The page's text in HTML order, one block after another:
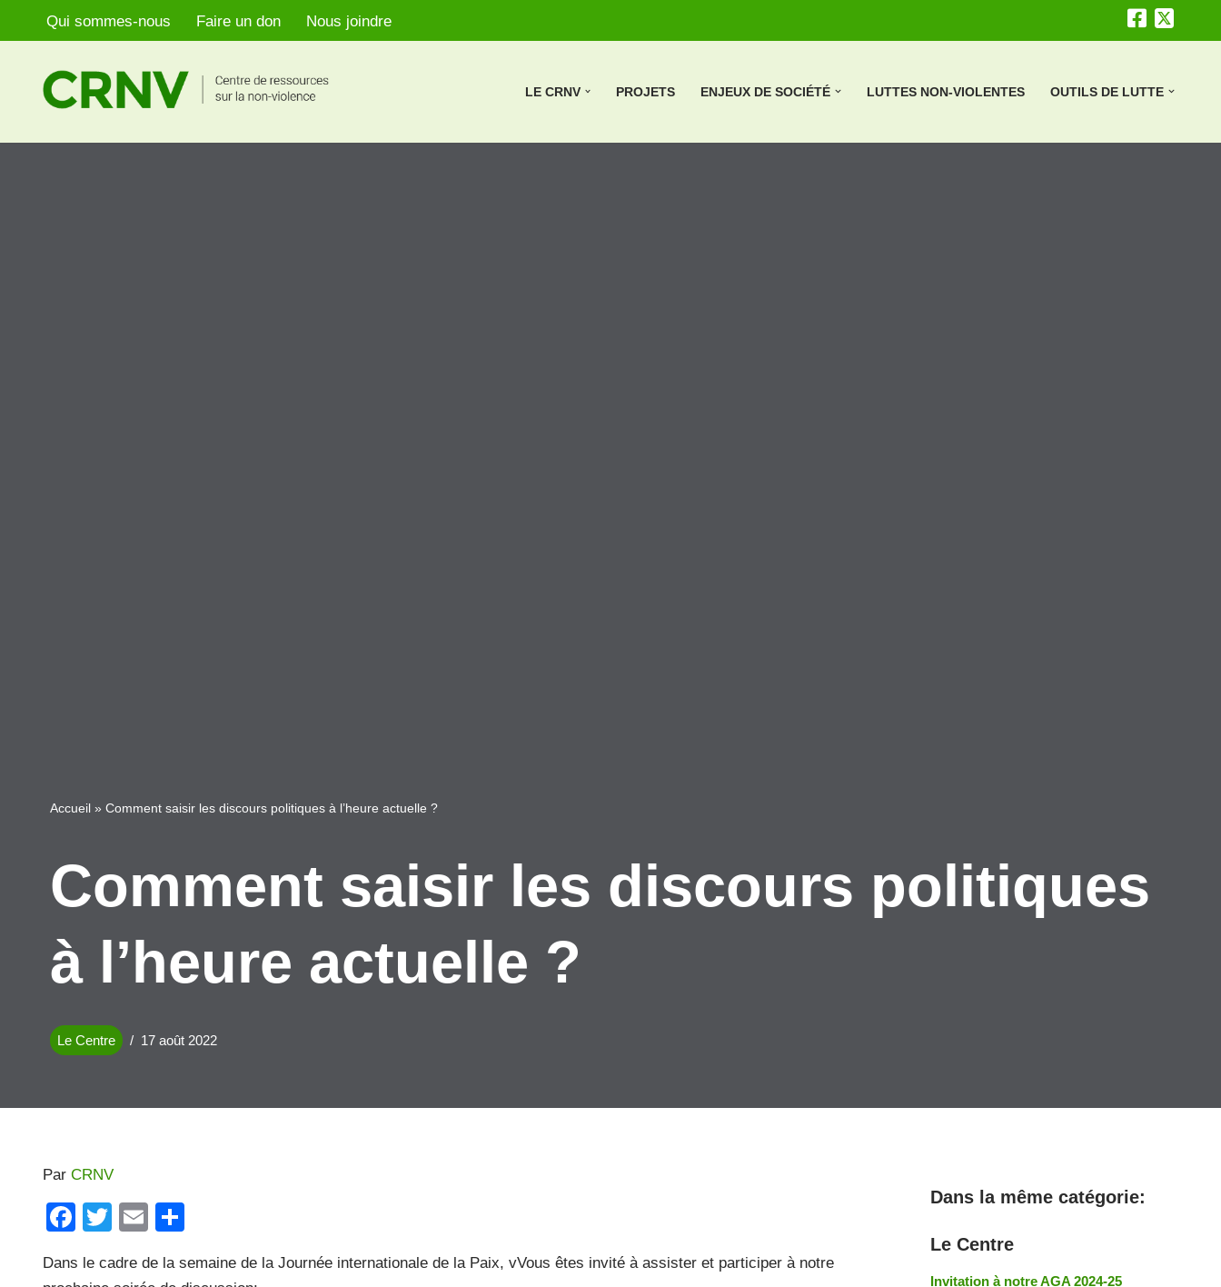
contenu
Qui sommes-nous Faire un don Nous joindre
LE CRNV PROJETS ENJEUX DE SOCIÉTÉ LUTTES NON-VIOLENTES OUTILS DE LUTTE
Accueil » Comment saisir les discours politiques à l’heure actuelle ?
Comment saisir les discours politiques
à l’heure actuelle ?
Le Centre 17 août 2022
Par CRNV
F
c
T
tt
E
ail ta
Dans le cadre de la semaine de la Journée internationale de la Paix, vVous êtes invité à assister et participer à notre
Dans la même catégorie:
Le Centre
Invitation à notre AGA 2024-25